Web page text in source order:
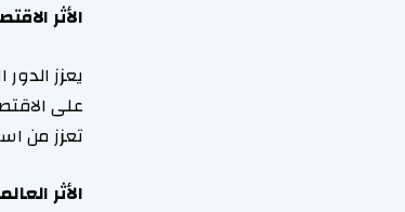
الأثر
يعزز
على
تعزز من
الأثر